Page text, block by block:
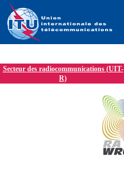
Secteur des radiocommunications (UIT-
R)